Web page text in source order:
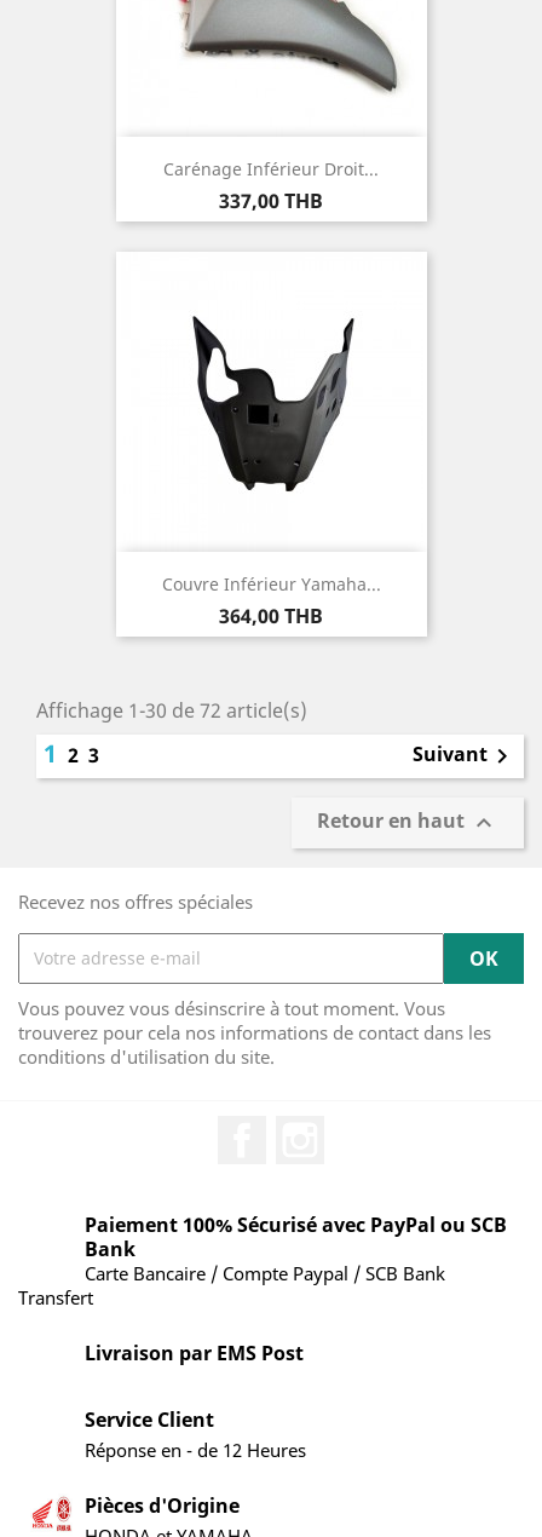
Carénage Inférieur Droit...
Prix
337,00 THB
Couvre Inférieur Yamaha...
Prix
364,00 THB
Affichage 1-30 de 72 article(s)
1 2 3 Suivant 
Retour en haut 
Recevez nos offres spéciales
Vous pouvez vous désinscrire à tout moment. Vous
trouverez pour cela nos informations de contact dans les
conditions d'utilisation du site.
Paiement 100% Sécurisé avec PayPal ou SCB
Bank
Carte Bancaire / Compte Paypal / SCB Bank
Transfert
Livraison par EMS Post
Service Client
Réponse en - de 12 Heures
Pièces d'Origine